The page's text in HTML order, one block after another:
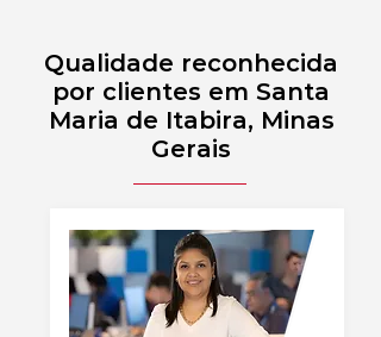
Qualidade reconhecida
por clientes em Santa
Maria de Itabira, Minas
Gerais